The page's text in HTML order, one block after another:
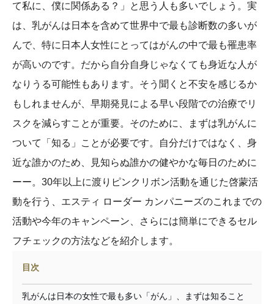
て私に、僕に関係ある？」と思う人も多いでしょう。実
は、乳がんは日本を含めて世界中で最も診断数の多いが
んで、特に日本人女性にとってはがんの中で最も罹患率
が高いのです。だから自分自身じゃなくても身近な人が
なりうる可能性もあります。そう聞くと不安を感じるか
もしれませんが、早期発見による早い段階での治療でリ
スクを減らすことが重要。そのために、まずは乳がんに
ついて「知る」ことが必要です。自分だけではなく、身
近な誰かのため、見知らぬ誰かの健やかな毎日のために
ーー。30年以上に渡りピンクリボン活動を通じた啓蒙活
動を行う、エスティ ローダー カンパニーズのこれまでの
活動や今年のキャンペーン、さらには簡単にできるセル
フチェックの方法などを紹介します。
目次
乳がんは日本の女性で最も多い「がん」、まずは知ること